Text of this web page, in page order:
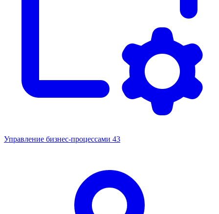
Управление бизнес-процессами 43